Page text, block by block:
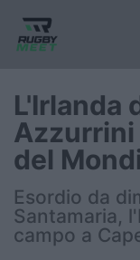
Nazionale
Nazionali
Rugby
L'Irlanda
Azzurrini
del
Esordio da
Santamaria,
campo a